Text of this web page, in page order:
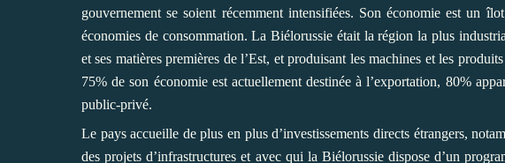
gouvernement se soient récemment intensifiées. Son économie est un
économies de consommation. La Biélorussie était la région la plus
et ses matières premières de l’Est, et produisant les machines et les
75% de son économie est actuellement destinée à l’exportation, 80%
public-privé.
Le pays accueille de plus en plus d’investissements directs étrangers,
des projets d’infrastructures et avec qui la Biélorussie dispose d’un